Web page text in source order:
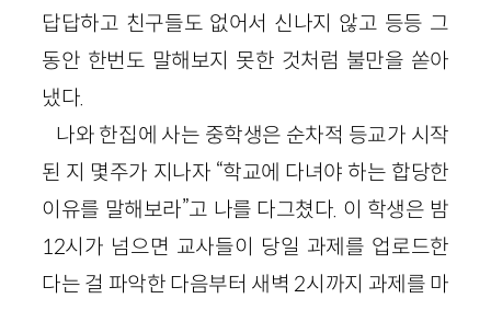
답답하고 친구들도 없어서 신나지 않고 등등 그
동안 한번도 말해보지 못한 것처럼 불만을 쏟아
냈다.
나와 한집에 사는 중학생은 순차적 등교가 시작
된 지 몇주가 지나자 “학교에 다녀야 하는 합당한
이유를 말해보라”고 나를 다그쳤다. 이 학생은 밤
12시가 넘으면 교사들이 당일 과제를 업로드한
다는 걸 파악한 다음부터 새벽 2시까지 과제를 마